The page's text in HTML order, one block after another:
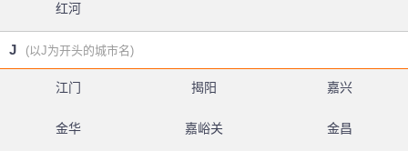
红河
J (以J为开头的城市名)
江门 揭阳 嘉兴
金华 嘉峪关 金昌